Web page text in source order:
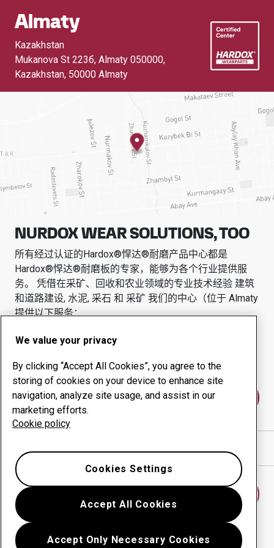
Almaty
Kazakhstan
Mukanova St 223б, Almaty 050000,
Kazakhstan, 50000 Almaty
NURDOX WEAR SOLUTIONS, TOO
所有经过认证的Hardox®悍达®耐磨产品中心都是
Hardox®悍达®耐磨板的专家，能够为各个行业提供服
务。 凭借在采矿、回收和农业领域的专业技术经验 建筑
和道路建设, 水泥, 采石 和 采矿 我们的中心（位于 Almaty
提供以下服务：
耐磨产品
正常运行时间管理
联系我们
We value your privacy
By clicking “Accept All Cookies”, you agree to the
storing of cookies on your device to enhance site
navigation, analyze site usage, and assist in our
marketing efforts.
Cookie policy
Accept All Cookies
Accept Only Necessary Cookies
Cookies Settings